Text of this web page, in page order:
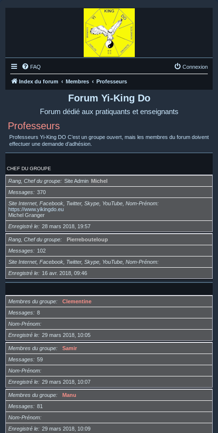
FAQ Connexion
Index du forum Membres Professeurs
Forum Yi-King Do
Forum dédié aux pratiquants et enseignants
Professeurs
Professeurs Yi-King DO C’est un groupe ouvert, mais les membres du forum doivent
effectuer une demande d’adhésion.
CHEF DU GROUPE
Rang, Chef du groupe Site Admin Michel
Messages
370
Site Internet, Facebook, Twitter, Skype, YouTube, Nom-Prénom
https://www.yikingdo.eu
Michel Granger
Enregistré le
28 mars 2018, 19:57
Rang, Chef du groupe
Pierrebouteloup
Messages
102
Site Internet, Facebook, Twitter, Skype, YouTube, Nom-Prénom
Enregistré le
16 avr. 2018, 09:46
Membres du groupe
Clementine
Messages
8
Nom-Prénom
Enregistré le
29 mars 2018, 10:05
Membres du groupe
Samir
Messages
59
Nom-Prénom
Enregistré le
29 mars 2018, 10:07
Membres du groupe
Manu
Messages
81
Nom-Prénom
Enregistré le
29 mars 2018, 10:09